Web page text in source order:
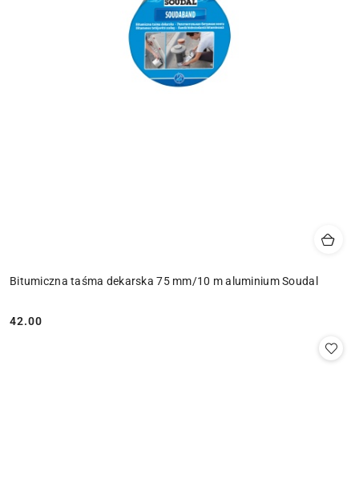
Bitumiczna taśma dekarska 75 mm/10 m aluminium Soudal
Cena:
42.00